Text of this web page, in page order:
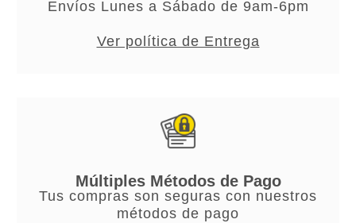
Envíos Lunes a Sábado de 9am-6pm
Ver política de Entrega
Múltiples Métodos de Pago
Tus compras son seguras con nuestros
métodos de pago